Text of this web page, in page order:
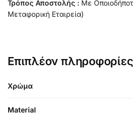
Τρόπος Αποστολής : Με
Μεταφορική Εταιρεία)
Επιπλέον πληροφορίες
Χρώμα
Material